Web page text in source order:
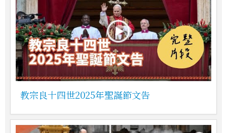
教宗良十四世2025年聖誕節文告